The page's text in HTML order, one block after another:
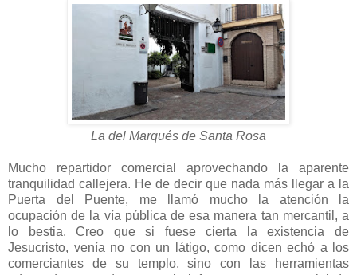
La del Marqués de Santa Rosa
Mucho repartidor comercial aprovechando la aparente
tranquilidad callejera. He de decir que nada más llegar a la
Puerta del Puente, me llamó mucho la atención la
ocupación de la vía pública de esa manera tan mercantil, a
lo bestia. Creo que si fuese cierta la existencia de
Jesucristo, venía no con un látigo, como dicen echó a los
comerciantes de su templo, sino con las herramientas